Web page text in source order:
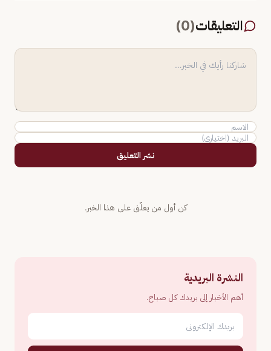
التعليقات(
0
)
نشر التعليق
كن أول من يعلّق على هذا الخبر.
النشرة البريدية
أهم الأخبار إلى بريدك كل صباح.